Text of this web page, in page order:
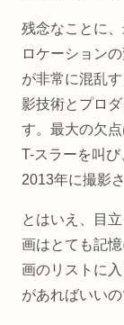
残念なことに
ロケーション
が非常に混乱
影技術とプロ
す。最大の欠
T-スラーを叫び
2013年に撮影
とはいえ、目
画はとても記
画のリストに
があればいいの